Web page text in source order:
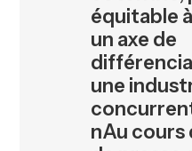
équitable
un axe de
une
nAu cours